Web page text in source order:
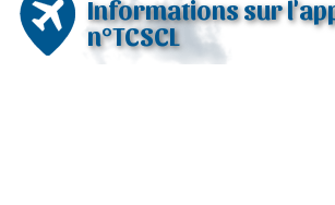
Informations sur
n°TCSCL